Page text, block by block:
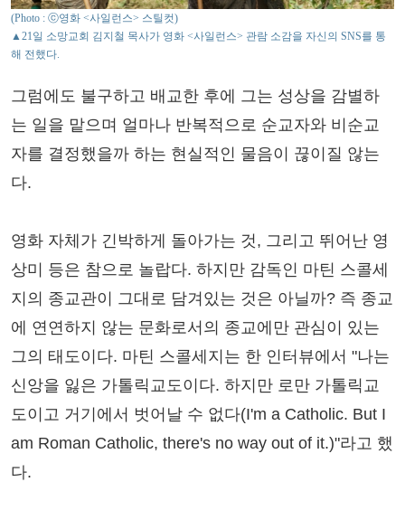
(Photo : ⓒ영화 <사일런스> 스틸컷)
▲21일 소망교회 김지철 목사가 영화 <사일런스> 관람 소감을 자신의 SNS를 통
해 전했다.
그럼에도 불구하고 배교한 후에 그는 성상을 감별하
는 일을 맡으며 얼마나 반복적으로 순교자와 비순교
자를 결정했을까 하는 현실적인 물음이 끊이질 않는
다.
영화 자체가 긴박하게 돌아가는 것, 그리고 뛰어난 영
상미 등은 참으로 놀랍다. 하지만 감독인 마틴 스콜세
지의 종교관이 그대로 담겨있는 것은 아닐까? 즉 종교
에 연연하지 않는 문화로서의 종교에만 관심이 있는
그의 태도이다. 마틴 스콜세지는 한 인터뷰에서 "나는
신앙을 잃은 가톨릭교도이다. 하지만 로만 가톨릭교
도이고 거기에서 벗어날 수 없다(I'm a Catholic. But I
am Roman Catholic, there's no way out of it.)"라고 했
다.